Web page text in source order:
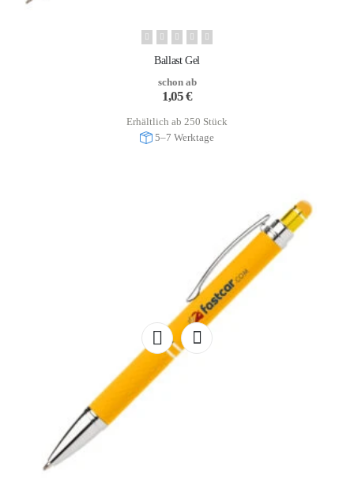
Ballast Gel
schon ab
1,05€
Erhältlich ab 250 Stück
5–7 Werktage